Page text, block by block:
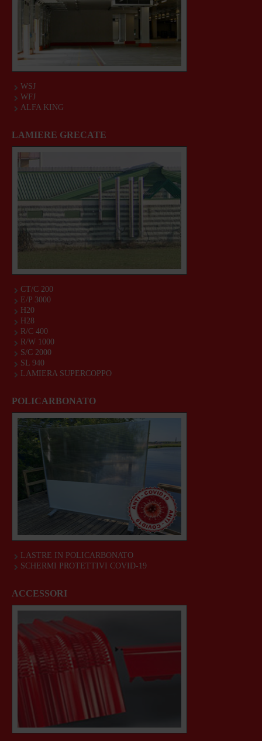
WSJ
WFJ
ALFA KING
LAMIERE GRECATE
CT/C 200
E/P 3000
H20
H28
R/C 400
R/W 1000
S/C 2000
SL 940
LAMIERA SUPERCOPPO
POLICARBONATO
LASTRE IN POLICARBONATO
SCHERMI PROTETTIVI COVID-19
ACCESSORI